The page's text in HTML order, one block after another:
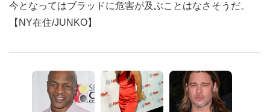
今となってはブラッドに危害が及ぶことはなさそうだ。
【NY在住/JUNKO】